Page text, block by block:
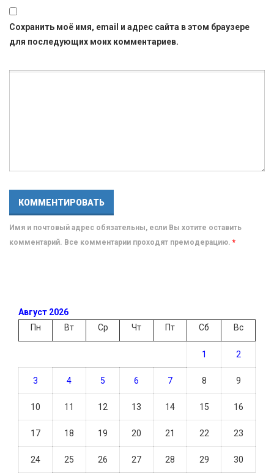
Сохранить моё имя, email и адрес сайта в этом браузере
для последующих моих комментариев.
Имя и почтовый адрес обязательны, если Вы хотите оставить
комментарий. Все комментарии проходят премодерацию. *
Август 2026
Пн
Вт Ср Чт Пт Сб Вс
1 2
3 4 5 6 7 8 9
10 11 12 13 14 15 16
17 18 19 20 21 22 23
24 25 26 27 28 29 30